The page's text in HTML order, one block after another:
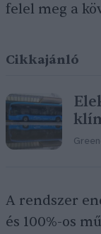
felel meg a
Cikkajánló
A rendszer
és 100%-os